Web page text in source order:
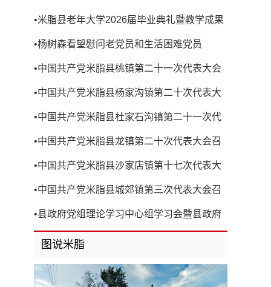
•米脂县老年大学2026届毕业典礼暨教学成果
•杨树森看望慰问老党员和生活困难党员
•中国共产党米脂县桃镇第二十一次代表大会
•中国共产党米脂县杨家沟镇第二十次代表大
•中国共产党米脂县杜家石沟镇第二十一次代
•中国共产党米脂县龙镇第二十次代表大会召
•中国共产党米脂县沙家店镇第十七次代表大
•中国共产党米脂县城郊镇第三次代表大会召
•县政府党组理论学习中心组学习会暨县政府
第8次党组（扩大）会议召开
图说米脂